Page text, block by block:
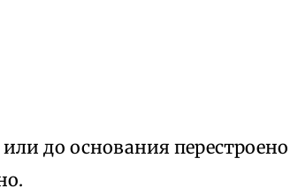
до основания